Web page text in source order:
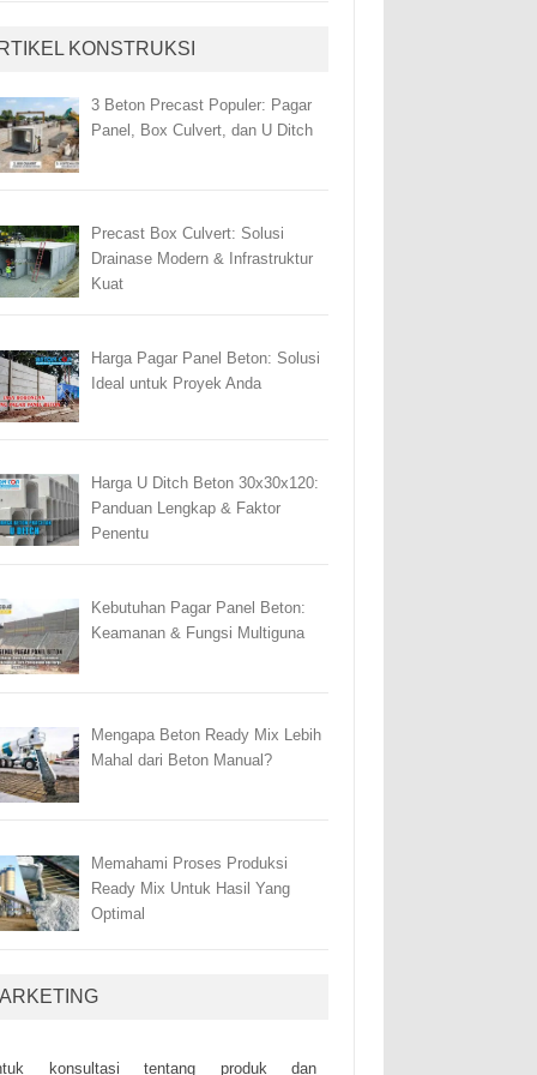
KONSTRUKSI
3 Beton Precast Populer: Pagar
Panel, Box Culvert, dan U Ditch
Precast Box Culvert: Solusi
Drainase Modern & Infrastruktur
Kuat
Harga Pagar Panel Beton: Solusi
Ideal untuk Proyek Anda
Harga U Ditch Beton 30x30x120:
Panduan Lengkap & Faktor
Penentu
Kebutuhan Pagar Panel Beton:
Keamanan & Fungsi Multiguna
Mengapa Beton Ready Mix Lebih
Mahal dari Beton Manual?
Memahami Proses Produksi
Ready Mix Untuk Hasil Yang
Optimal
kоnsultаsі tеntаng рrоduk dаn